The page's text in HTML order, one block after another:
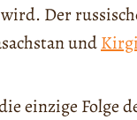
Der
und
einzige Folge